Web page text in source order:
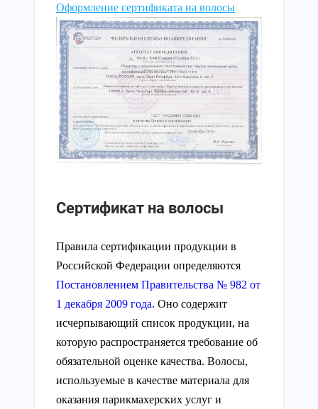
Оформление сертификата на волосы
Сертификат на волосы
Правила сертификации продукции в
Российской Федерации определяются
Постановлением Правительства № 982 от
1 декабря 2009 года. Оно содержит
исчерпывающий список продукции, на
которую распространяется требование об
обязательной оценке качества. Волосы,
используемые в качестве материала для
оказания парикмахерских услуг и